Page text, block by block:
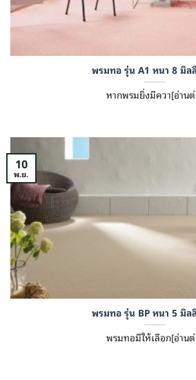
พรมทอ รุ่น A1 หนา 8 มิล
หากพรมยิ่งมีควา[อ่าน
พรมทอ รุ่น BP หนา 5 มิล
พรมทอมีให้เลือก[อ่าน
10
พ.ย.